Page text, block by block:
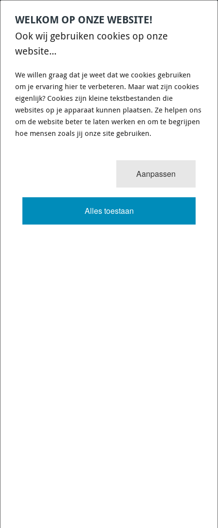
WHATSAPP ONS VOOR SNELLE VRAGEN EN ANTWOORDEN :)
0 resultaten Sorteren op:
HONDA CIVIC TYPE R FK8 2017-2022
VOLLEDIGE TEKST
WELKOM OP ONZE WEBSITE!
Ook wij gebruiken cookies op onze
website...
We willen graag dat je weet dat we cookies gebruiken
om je ervaring hier te verbeteren. Maar wat zijn cookies
eigenlijk? Cookies zijn kleine tekstbestanden die
websites op je apparaat kunnen plaatsen. Ze helpen ons
om de website beter te laten werken en om te begrijpen
hoe mensen zoals jij onze site gebruiken.
Aanpassen
Alles toestaan